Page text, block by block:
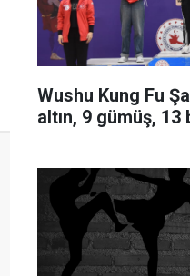
Wushu Kung Fu
altın, 9 gümüş,